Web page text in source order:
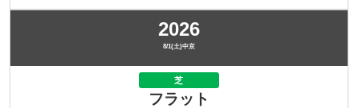
2026
8/1(土)中京
芝
フラット